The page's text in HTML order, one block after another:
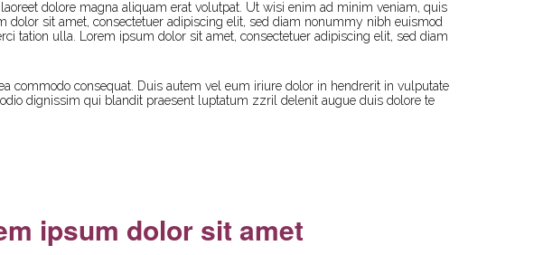
PARINÂMA
Y
QUÉ
ES
LÍNEA
DE
dolore magna aliquam erat volutpat. Ut wisi enim ad minim veniam, quis
sit amet, consectetuer adipiscing elit, sed diam nonummy nibh euismod
tation ulla. Lorem ipsum dolor sit amet, consectetuer adipiscing elit, sed diam
commodo consequat. Duis autem vel eum iriure dolor in hendrerit in vulputate
dignissim qui blandit praesent luptatum zzril delenit augue duis dolore te
ipsum dolor sit amet